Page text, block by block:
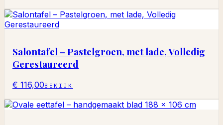
Salontafel – Pastelgroen, met lade, Volledig
Gerestaureerd
€ 116,00BEKIJK